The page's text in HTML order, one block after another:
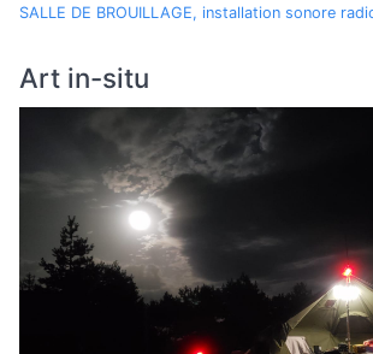
SALLE DE BROUILLAGE, installation sonore
Art in-situ